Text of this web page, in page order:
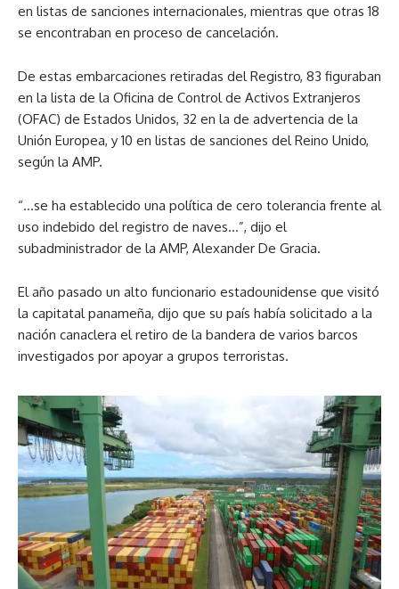
en listas de sanciones internacionales, mientras que otras 18
se encontraban en proceso de cancelación.
De estas embarcaciones retiradas del Registro, 83 figuraban
en la lista de la Oficina de Control de Activos Extranjeros
(OFAC) de Estados Unidos, 32 en la de advertencia de la
Unión Europea, y 10 en listas de sanciones del Reino Unido,
según la AMP.
“…se ha establecido una política de cero tolerancia frente al
uso indebido del registro de naves…”, dijo el
subadministrador de la AMP, Alexander De Gracia.
El año pasado un alto funcionario estadounidense que visitó
la capitatal panameña, dijo que su país había solicitado a la
nación canaclera el retiro de la bandera de varios barcos
investigados por apoyar a grupos terroristas.